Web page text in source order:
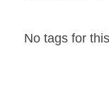
No tags for